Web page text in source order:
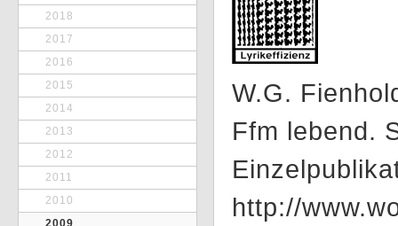
2018
2017
2016
2015
2014
2013
2012
2011
2010
2009
W.G.
Ffm lebend.
http://